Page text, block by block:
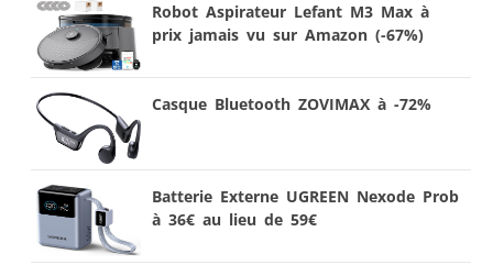
Robot Aspirateur Lefant M3 Max à
prix jamais vu sur Amazon (-67%)
Casque Bluetooth ZOVIMAX à -72%
Batterie Externe UGREEN Nexode Prob
à 36€ au lieu de 59€